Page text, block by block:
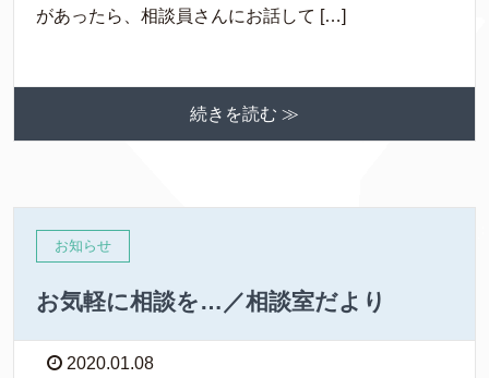
があったら、相談員さんにお話して […]
続きを読む ≫
お知らせ
お気軽に相談を…／相談室だより
2020.01.08